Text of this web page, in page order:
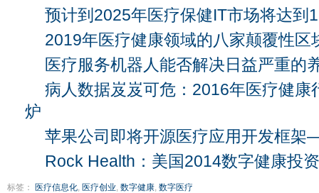
预计到2025年医疗保健IT市场将达到
2019年医疗健康领域的八家颠覆性区
医疗服务机器人能否解决日益严重的
病人数据岌岌可危：2016年医疗健康
炉
苹果公司即将开源医疗应用开发框
Rock Health：美国2014数字健康投
标签： 医疗信息化, 医疗创业, 数字健康, 数字医疗